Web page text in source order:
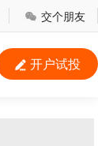
 交个朋友
 开户试投